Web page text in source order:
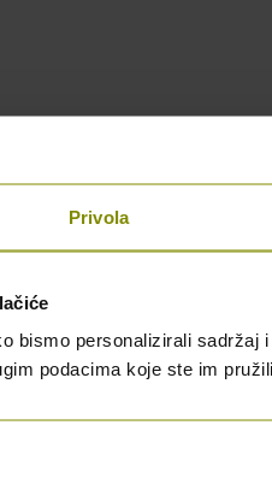
Privola
bismo personalizirali
podacima koje ste im